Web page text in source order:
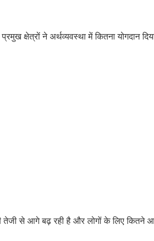
क्षेत्रों ने अर्थव्यवस्था में कितना योगदान
तेजी से आगे बढ़ रही है और लोगों के लिए कितने